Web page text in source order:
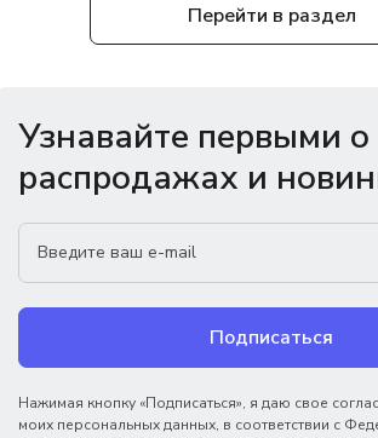
Перейти в раздел
Узнавайте первыми о
распродажах и
Подписаться
Нажимая кнопку «Подписаться», я даю свое
моих персональных данных, в соответствии с